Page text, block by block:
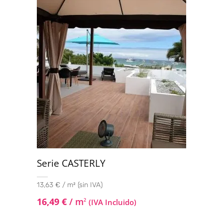
Serie CASTERLY
13,63 € / m² (sin IVA)
16,49 € / m2 (IVA Incluido)